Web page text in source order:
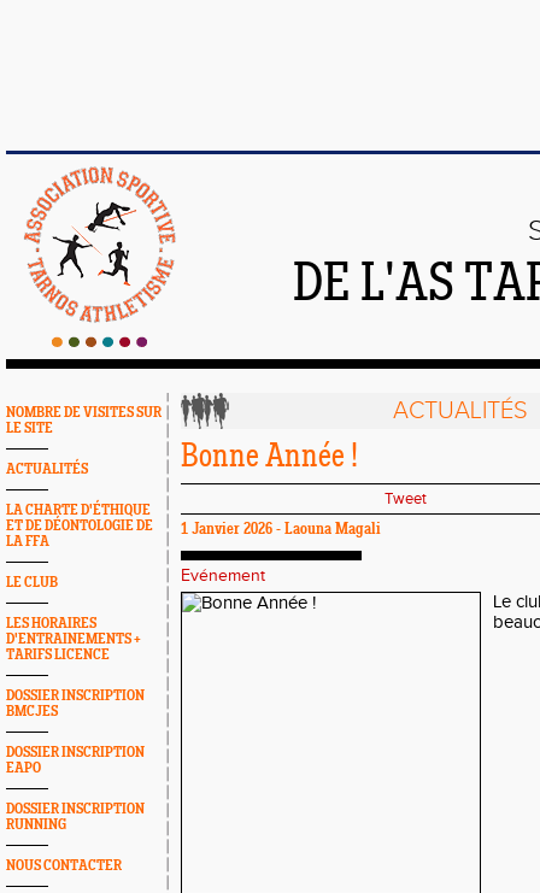
DE L'AS
NOMBRE DE VISITES SUR
LE SITE
ACTUALITÉS
LA CHARTE D'ÉTHIQUE
ET DE DÉONTOLOGIE DE
LA FFA
LE CLUB
LES HORAIRES
D'ENTRAINEMENTS +
TARIFS LICENCE
DOSSIER INSCRIPTION
BMCJES
DOSSIER INSCRIPTION
EAPO
DOSSIER INSCRIPTION
RUNNING
NOUS CONTACTER
ACTUALITÉS
Bonne Année !
Tweet
1 Janvier 2026 - Laouna Magali
Evénement
Le